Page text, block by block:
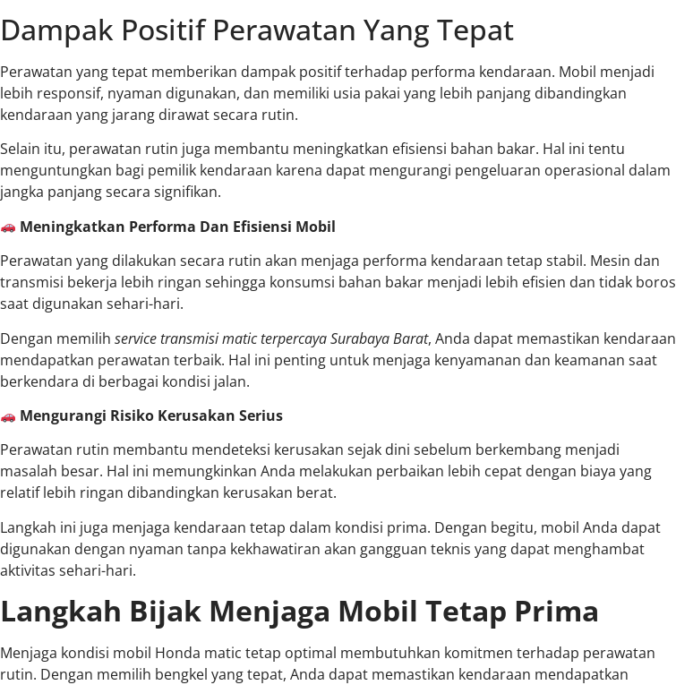
Dampak Positif Perawatan Yang Tepat
Perawatan yang tepat memberikan dampak positif terhadap performa kendaraan. Mobil menjadi
lebih responsif, nyaman digunakan, dan memiliki usia pakai yang lebih panjang dibandingkan
kendaraan yang jarang dirawat secara rutin.
Selain itu, perawatan rutin juga membantu meningkatkan efisiensi bahan bakar. Hal ini tentu
menguntungkan bagi pemilik kendaraan karena dapat mengurangi pengeluaran operasional dalam
jangka panjang secara signifikan.
Meningkatkan Performa Dan Efisiensi Mobil
Perawatan yang dilakukan secara rutin akan menjaga performa kendaraan tetap stabil. Mesin dan
transmisi bekerja lebih ringan sehingga konsumsi bahan bakar menjadi lebih efisien dan tidak boros
saat digunakan sehari-hari.
Dengan memilih service transmisi matic terpercaya Surabaya Barat, Anda dapat memastikan kendaraan
mendapatkan perawatan terbaik. Hal ini penting untuk menjaga kenyamanan dan keamanan saat
berkendara di berbagai kondisi jalan.
Mengurangi Risiko Kerusakan Serius
Perawatan rutin membantu mendeteksi kerusakan sejak dini sebelum berkembang menjadi
masalah besar. Hal ini memungkinkan Anda melakukan perbaikan lebih cepat dengan biaya yang
relatif lebih ringan dibandingkan kerusakan berat.
Langkah ini juga menjaga kendaraan tetap dalam kondisi prima. Dengan begitu, mobil Anda dapat
digunakan dengan nyaman tanpa kekhawatiran akan gangguan teknis yang dapat menghambat
aktivitas sehari-hari.
Langkah Bijak Menjaga Mobil Tetap Prima
Menjaga kondisi mobil Honda matic tetap optimal membutuhkan komitmen terhadap perawatan
rutin. Dengan memilih bengkel yang tepat, Anda dapat memastikan kendaraan mendapatkan